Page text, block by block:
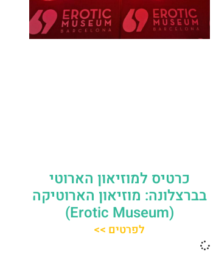
כרטיס למוזיאון הארוטי
בברצלונה: מוזיאון הארוטיקה
(Erotic Museum)
לפרטים >>